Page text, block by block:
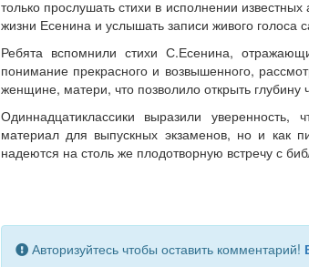
только прослушать стихи в исполнении
жизни Есенина и услышать записи живого голоса
Ребята вспомнили стихи С.Есенина,
понимание прекрасного и возвышенного,
женщине, матери, что позволило открыть глубину
Одиннадцатиклассики выразили
материал для выпускных экзаменов, но и как
надеются на столь же плодотворную встречу с
Авторизуйтесь чтобы оставить комментарий!